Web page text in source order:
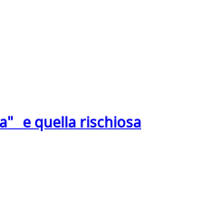
e quella rischiosa